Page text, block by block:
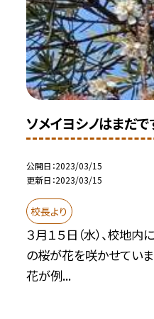
ソメイヨシノはまだで
公開日 2023/03/15
更新日 2023/03/15
校長より
３月１５日（水）、校地
の桜が花を咲かせていま
花が例...